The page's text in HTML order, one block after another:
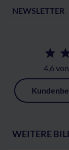
NEWSLETTER
4,6
WEITERE